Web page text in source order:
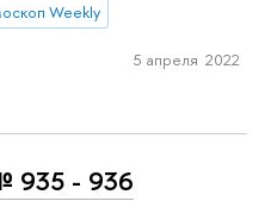
Weekly
5 апреля 2022
935 - 936